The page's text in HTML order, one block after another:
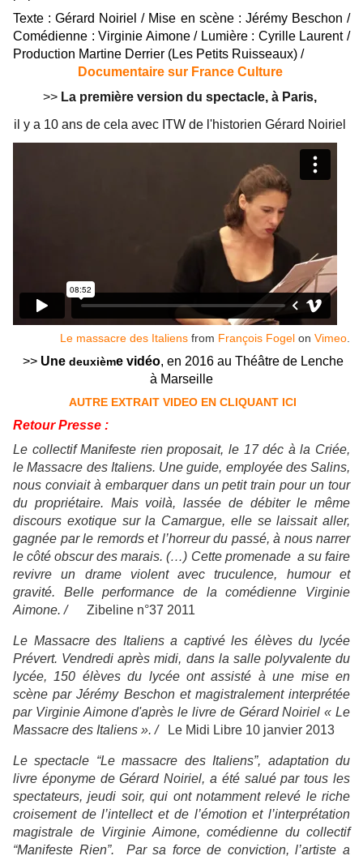
Texte : Gérard Noiriel / Mise en scène : Jérémy Beschon /
Comédienne : Virginie Aimone / Lumière : Cyrille Laurent /
Production Martine Derrier (Les Petits Ruisseaux) /
Documentaire sur France Culture
>> La première version du spectacle, à Paris,
il y a 10 ans de cela avec ITW de l'historien Gérard Noiriel
Le massacre des Italiens from François Fogel on Vimeo.
>>Une deuxième vidéo, en 2016 au Théâtre de Lenche
à Marseille
AUTRE EXTRAIT VIDEO EN CLIQUANT ICI
Retour Presse :
Le collectif Manifeste rien proposait, le 17 déc à la Criée,
le Massacre des Italiens. Une guide, employée des Salins,
nous conviait à embarquer dans un petit train pour un tour
du propriétaire. Mais voilà, lassée de débiter le même
discours exotique sur la Camargue, elle se laissait aller,
gagnée par le remords et l’horreur du passé, à nous narrer
le côté obscur des marais. (…) Cette promenade a su faire
revivre un drame violent avec truculence, humour et
gravité. Belle performance de la comédienne Virginie
Aimone. / Zibeline n°37 2011
Le Massacre des Italiens a captivé les élèves du lycée
Prévert. Vendredi après midi, dans la salle polyvalente du
lycée, 150 élèves du lycée ont assisté à une mise en
scène par Jérémy Beschon et magistralement interprétée
par Virginie Aimone d'après le livre de Gérard Noiriel « Le
Massacre des Italiens ». /
Le Midi Libre 10 janvier 2013
Le spectacle “Le massacre des Italiens”, adaptation du
livre éponyme de Gérard Noiriel, a été salué par tous les
spectateurs, jeudi soir, qui ont notamment relevé le riche
croisement de l’intellect et de l’émotion et l’interprétation
magistrale de Virginie Aimone, comédienne du collectif
“Manifeste Rien”. Par sa force de conviction, l’artiste a